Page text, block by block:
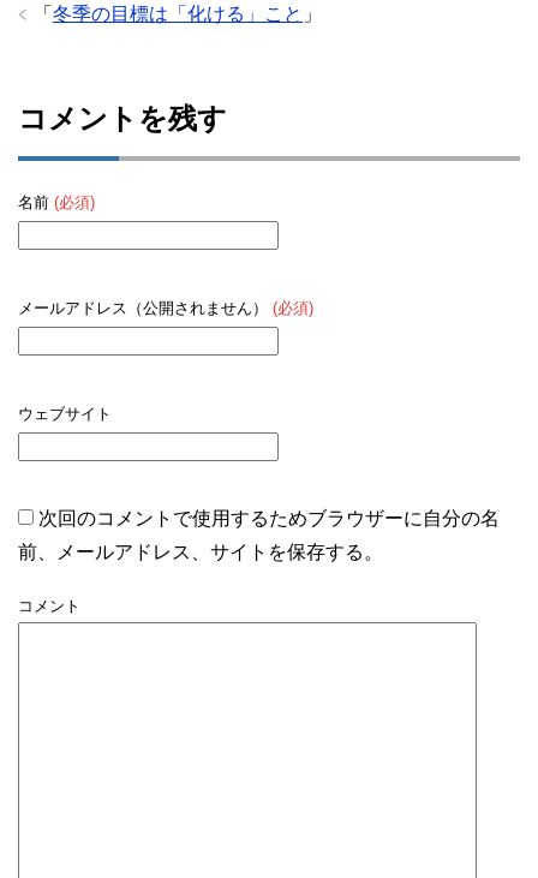
「 冬季の目標は「化ける」こと 」
コメントを残す
名前 (必須)
メールアドレス（公開されません） (必須)
ウェブサイト
次回のコメントで使用するためブラウザーに自分の名
前、メールアドレス、サイトを保存する。
コメント